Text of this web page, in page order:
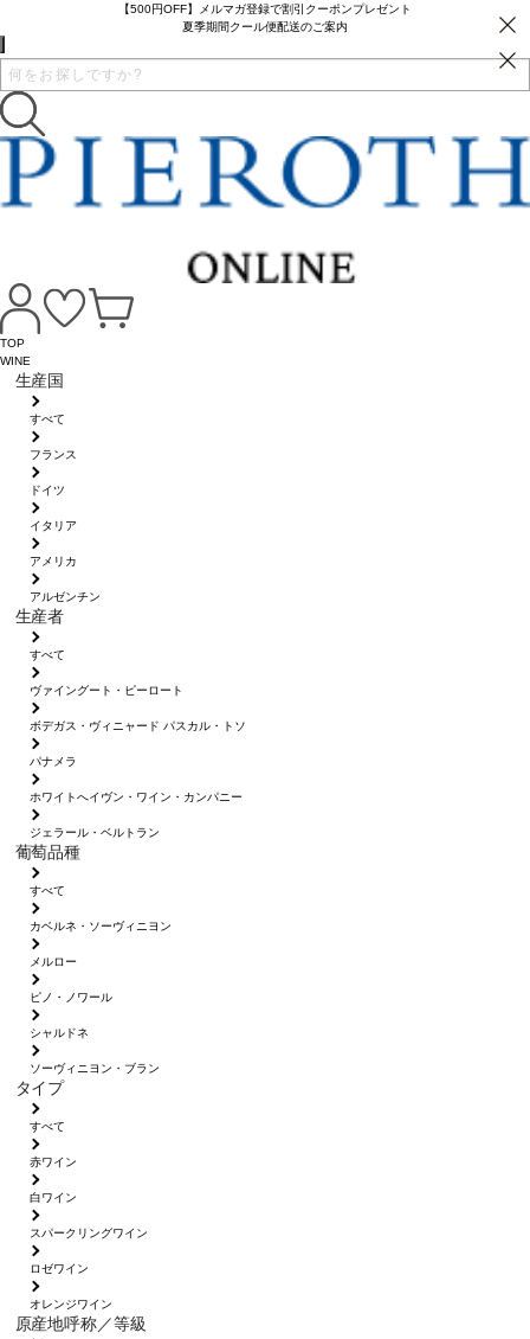
【500円OFF】メルマガ登録で割引クーポンプレゼント
夏季期間クール便配送のご案内
TOP
WINE
生産国
すべて
フランス
ドイツ
イタリア
アメリカ
アルゼンチン
生産者
すべて
ヴァイングート・ピーロート
ボデガス・ヴィニャード パスカル・トソ
パナメラ
ホワイトへイヴン・ワイン・カンパニー
ジェラール・ベルトラン
葡萄品種
すべて
カベルネ・ソーヴィニヨン
メルロー
ピノ・ノワール
シャルドネ
ソーヴィニヨン・ブラン
タイプ
すべて
赤ワイン
白ワイン
スパークリングワイン
ロゼワイン
オレンジワイン
原産地呼称／等級